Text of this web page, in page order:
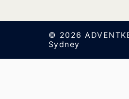
© 2026
Sydney